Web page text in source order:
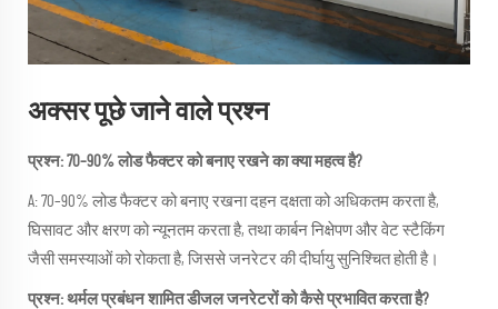
अक्सर पूछे जाने वाले प्रश्न
प्रश्न: 70–90% लोड फैक्टर को बनाए रखने का क्या महत्व है?
A: 70–90% लोड फैक्टर को बनाए रखना दहन दक्षता को अधिकतम करता है,
घिसावट और क्षरण को न्यूनतम करता है, तथा कार्बन निक्षेपण और वेट स्टैकिंग
जैसी समस्याओं को रोकता है, जिससे जनरेटर की दीर्घायु सुनिश्चित होती है।
प्रश्न: थर्मल प्रबंधन शामित डीजल जनरेटरों को कैसे प्रभावित करता है?